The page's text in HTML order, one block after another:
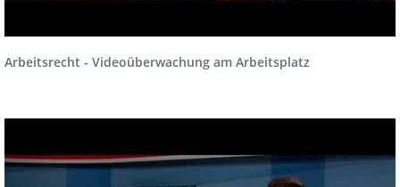
Arbeitsrecht - Videoüberwachung am Arbeitsplatz